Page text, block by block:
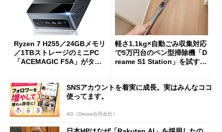
Ryzen 7 H255／24GBメモリ
／1TBストレージのミニPC
「ACEMAGIC F5A」がタイ
軽さ1.1kg×自動ごみ収集対応
で5万円台のペン型掃除機「D
reame S1 Station」を試す
SNSアカウントを着実に成長。実はみんなココ
使ってます。
AD（Dreaw合同会社）